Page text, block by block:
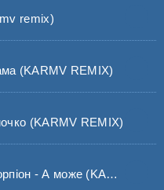
remix)
(KARMV REMIX)
(KARMV REMIX)
може (KARMV Remix)